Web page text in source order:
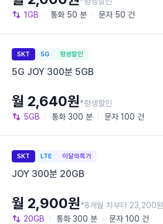
1GB 통화 50 분 문자 50 건
SKT 5G 평생할인
5G JOY 300분 5GB
5GB 통화 300 분 문자 100 건
월 2,640원*평생할인
SKT LTE 이달의특가
JOY 300분 20GB
20GB 통화 300 분 문자 100 건
월 2,900원*8개월 차부터 23,200원